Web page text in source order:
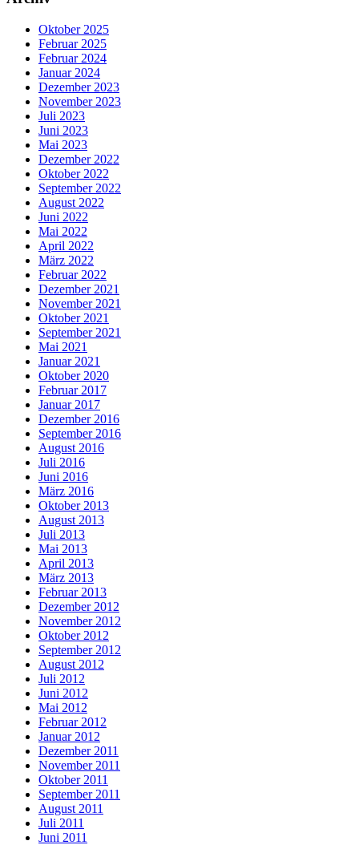
Oktober 2025
Februar 2025
Februar 2024
Januar 2024
Dezember 2023
November 2023
Juli 2023
Juni 2023
Mai 2023
Dezember 2022
Oktober 2022
September 2022
August 2022
Juni 2022
Mai 2022
April 2022
März 2022
Februar 2022
Dezember 2021
November 2021
Oktober 2021
September 2021
Mai 2021
Januar 2021
Oktober 2020
Februar 2017
Januar 2017
Dezember 2016
September 2016
August 2016
Juli 2016
Juni 2016
März 2016
Oktober 2013
August 2013
Juli 2013
Mai 2013
April 2013
März 2013
Februar 2013
Dezember 2012
November 2012
Oktober 2012
September 2012
August 2012
Juli 2012
Juni 2012
Mai 2012
Februar 2012
Januar 2012
Dezember 2011
November 2011
Oktober 2011
September 2011
August 2011
Juli 2011
Juni 2011